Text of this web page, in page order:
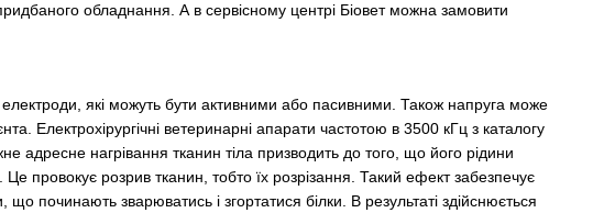
обладнання. А в сервісному центрі Біовет можна замовити
які можуть бути активними або пасивними. Також напруга може
Електрохірургічні ветеринарні апарати частотою в 3500 кГц з каталогу
нагрівання тканин тіла призводить до того, що його рідини
провокує розрив тканин, тобто їх розрізання. Такий ефект забезпечує
починають зварюватись і згортатися білки. В результаті здійснюється